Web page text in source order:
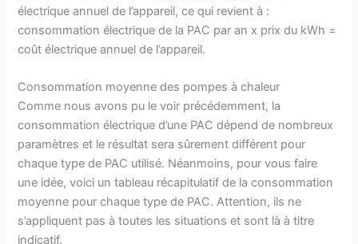
électrique annuel de l’appareil, ce qui revient à :
consommation électrique de la PAC par an x prix du kWh =
coût électrique annuel de l’appareil.
Consommation moyenne des pompes à chaleur
Comme nous avons pu le voir précédemment, la
consommation électrique d’une PAC dépend de nombreux
paramètres et le résultat sera sûrement différent pour
chaque type de PAC utilisé. Néanmoins, pour vous faire
une idée, voici un tableau récapitulatif de la consommation
moyenne pour chaque type de PAC. Attention, ils ne
s’appliquent pas à toutes les situations et sont là à titre
indicatif.